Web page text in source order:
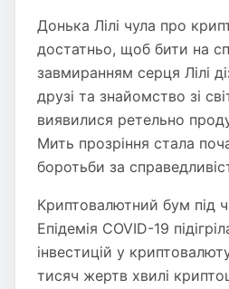
Донька Лілі чула про
достатньо, щоб бити на
завмиранням серця Лілі
друзі та знайомство зі
виявилися ретельно
Мить прозріння стала
боротьби за
Криптовалютний бум під
Епідемія COVID-19
інвестицій у
тисяч жертв хвилі